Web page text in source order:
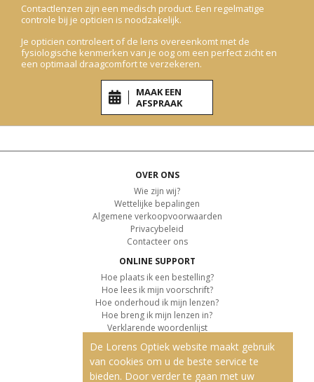
Contactlenzen zijn een medisch product. Een regelmatige
controle bij je opticien is noodzakelijk.
Je opticien controleert of de lens overeenkomt met de
fysiologische kenmerken van je oog om een perfect zicht en
een optimaal draagcomfort te verzekeren.
MAAK EEN
AFSPRAAK
OVER ONS
Wie zijn wij?
Wettelijke bepalingen
Algemene verkoopvoorwaarden
Privacybeleid
Contacteer ons
ONLINE SUPPORT
Hoe plaats ik een bestelling?
Hoe lees ik mijn voorschrift?
Hoe onderhoud ik mijn lenzen?
Hoe breng ik mijn lenzen in?
Verklarende woordenlijst
KLANTENSERVICE
Informatie over de levering
Informatie over de betaling
De Lorens Optiek website maakt gebruik
van cookies om u de beste service te
bieden. Door verder te gaan met uw